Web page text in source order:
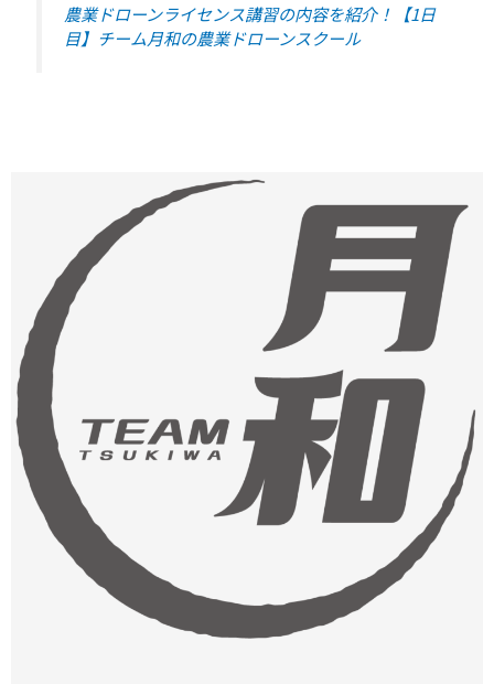
農業ドローンライセンス講習の内容を紹介！【1日
目】チーム月和の農業ドローンスクール